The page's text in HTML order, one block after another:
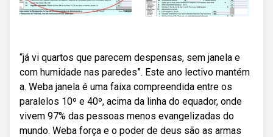
“já vi quartos que parecem despensas, sem janela e
com humidade nas paredes”. Este ano lectivo mantém
a. Weba janela é uma faixa compreendida entre os
paralelos 10º e 40º, acima da linha do equador, onde
vivem 97% das pessoas menos evangelizadas do
mundo. Weba força e o poder de deus são as armas